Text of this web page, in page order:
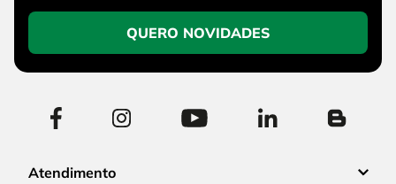
QUERO NOVIDADES
Atendimento